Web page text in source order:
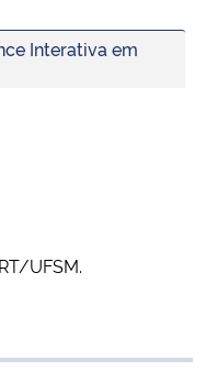
Interativa em
UFSM.